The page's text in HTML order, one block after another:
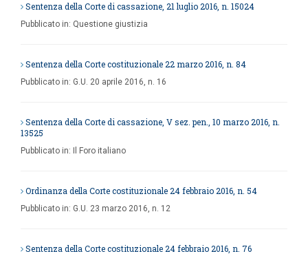
Sentenza della Corte di cassazione, 21 luglio 2016, n. 15024
Pubblicato in: Questione giustizia
Sentenza della Corte costituzionale 22 marzo 2016, n. 84
Pubblicato in: G.U. 20 aprile 2016, n. 16
Sentenza della Corte di cassazione, V sez. pen., 10 marzo 2016, n.
13525
Pubblicato in: Il Foro italiano
Ordinanza della Corte costituzionale 24 febbraio 2016, n. 54
Pubblicato in: G.U. 23 marzo 2016, n. 12
Sentenza della Corte costituzionale 24 febbraio 2016, n. 76